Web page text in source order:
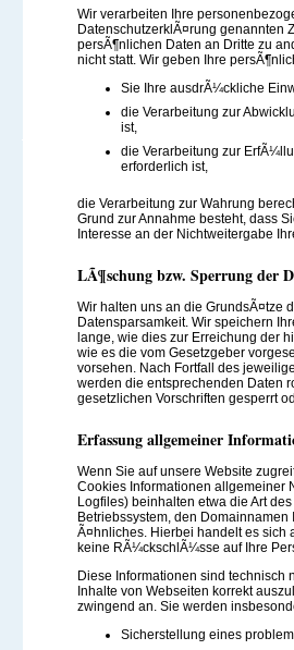
Wir verarbeiten Ihre
DatenschutzerklÃ¤rung genannten
persÃ¶nlichen Daten an Dritte zu
nicht statt. Wir geben Ihre
Sie Ihre ausdrÃ¼ckliche
die Verarbeitung zur
ist,
die Verarbeitung zur
erforderlich ist,
die Verarbeitung zur Wahrung
Grund zur Annahme besteht, dass
Interesse an der Nichtweitergabe
LÃ¶schung bzw. Sperrung der
Wir halten uns an die GrundsÃ¤tze
Datensparsamkeit. Wir speichern
lange, wie dies zur Erreichung der
wie es die vom Gesetzgeber
vorsehen. Nach Fortfall des
werden die entsprechenden Daten
gesetzlichen Vorschriften gesperrt
Erfassung allgemeiner
Wenn Sie auf unsere Website
Cookies Informationen allgemeiner
Logfiles) beinhalten etwa die Art
Betriebssystem, den
Ã¤hnliches. Hierbei handelt es sich
keine RÃ¼ckschlÃ¼sse auf Ihre
Diese Informationen sind technisch
Inhalte von Webseiten korrekt
zwingend an. Sie werden
Sicherstellung eines